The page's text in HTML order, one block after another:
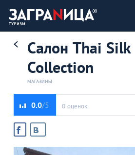
Салон Thai Silk
Collection
МАГАЗИНЫ
0.0 0 оценок